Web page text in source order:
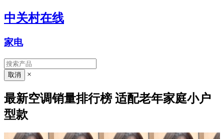
中关村在线
家电
×
最新空调销量排行榜 适配老年家庭小户
型款